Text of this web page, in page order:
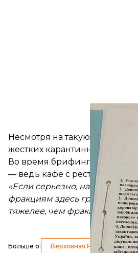
Несмотря на такую
жестких карантинные меры,
Во время брифинга главу
— ведь кафе с ресторанами
«Если серьезно, наша
фракциям здесь грех
тяжелее, чем фракции
Больше о: Верховная Рада